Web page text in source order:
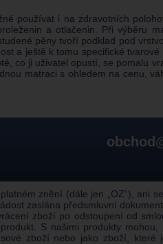
používat i na zdravotních
a otlačenin. Při výběru
pěny tvoří podklad pod
a ještě k tomu specifické tvarové
co ji uživatel opustí, se pomalu
matraci s ohledem na cenu,
znění (dále jen „OZ“), ani
zaslána předsmluvní
zboží po odstoupení od
S našimi produkty
zboží nebo jako zboží, které